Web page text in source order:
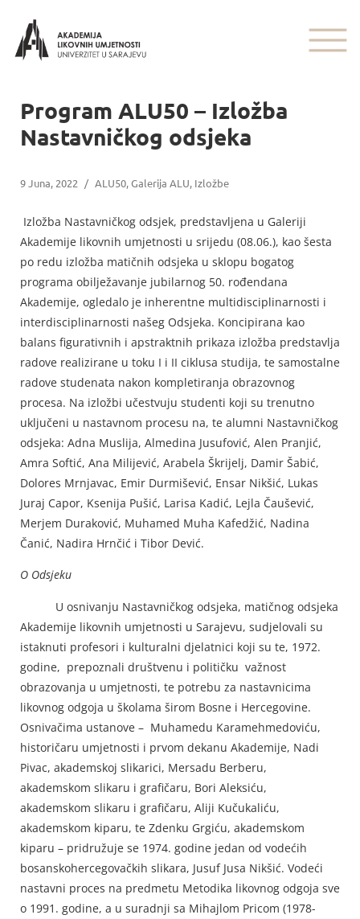
Program ALU50 – Izložba
Nastavničkog odsjeka
9 Juna, 2022 / ALU50,Galerija ALU, Izložbe
Izložba Nastavničkog odsjek, predstavljena u Galeriji
Akademije likovnih umjetnosti u srijedu (08.06.), kao šesta
po redu izložba matičnih odsjeka u sklopu bogatog
programa obilježavanje jubilarnog 50. rođendana
Akademije, ogledalo je inherentne multidisciplinarnosti i
interdisciplinarnosti našeg Odsjeka. Koncipirana kao
balans figurativnih i apstraktnih prikaza izložba predstavlja
radove realizirane u toku I i II ciklusa studija, te samostalne
radove studenata nakon kompletiranja obrazovnog
procesa. Na izložbi učestvuju studenti koji su trenutno
uključeni u nastavnom procesu na, te alumni Nastavničkog
odsjeka: Adna Muslija, Almedina Jusufović, Alen Pranjić,
Amra Softić, Ana Milijević, Arabela Škrijelj, Damir Šabić,
Dolores Mrnjavac, Emir Durmišević, Ensar Nikšić, Lukas
Juraj Capor, Ksenija Pušić, Larisa Kadić, Lejla Čaušević,
Merjem Duraković, Muhamed Muha Kafedžić, Nadina
Čanić, Nadira Hrnčić i Tibor Dević.
O Odsjeku
U osnivanju Nastavničkog odsjeka, matičnog odsjeka
Akademije likovnih umjetnosti u Sarajevu, sudjelovali su
istaknuti profesori i kulturalni djelatnici koji su te, 1972.
godine, prepoznali društvenu i političku važnost
obrazovanja u umjetnosti, te potrebu za nastavnicima
likovnog odgoja u školama širom Bosne i Hercegovine.
Osnivačima ustanove – Muhamedu Karamehmedoviću,
historičaru umjetnosti i prvom dekanu Akademije, Nadi
Pivac, akademskoj slikarici, Mersadu Berberu,
akademskom slikaru i grafičaru, Bori Aleksiću,
akademskom slikaru i grafičaru, Aliji Kučukaliću,
akademskom kiparu, te Zdenku Grgiću, akademskom
kiparu – pridružuje se 1974. godine jedan od vodećih
bosanskohercegovačkih slikara, Jusuf Jusa Nikšić. Vodeći
nastavni proces na predmetu Metodika likovnog odgoja sve
o 1991. godine, a u suradnji sa Mihajlom Pricom (1978-